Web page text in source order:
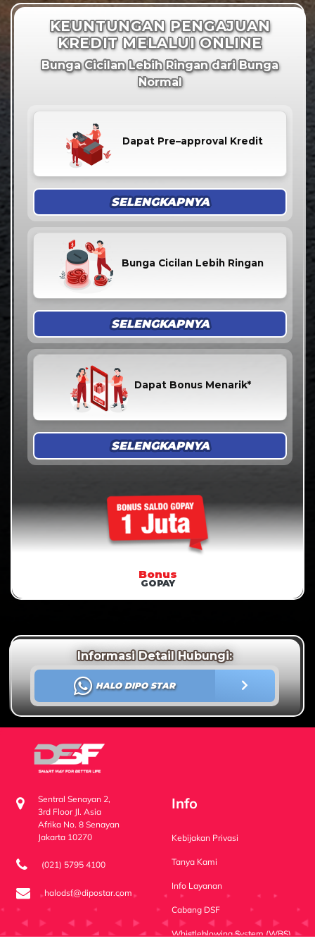
KEUNTUNGAN PENGAJUAN
KREDIT MELALUI ONLINE
Bunga Cicilan Lebih Ringan dari Bunga
Normal
Dapat Pre–approval Kredit
SELENGKAPNYA
Bunga Cicilan Lebih Ringan
SELENGKAPNYA
Dapat Bonus Menarik*
SELENGKAPNYA
Bonus
GOPAY
Informasi Detail Hubungi:
HALO DIPO STAR
Sentral Senayan 2,
3rd Floor Jl. Asia
Afrika No. 8 Senayan
Jakarta 10270
(021) 5795 4100
halodsf@dipostar.com
Info
Kebijakan Privasi
Tanya Kami
Info Layanan
Cabang DSF
Whistleblowing System (WBS)